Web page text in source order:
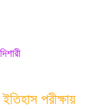
পরীক্ষায়